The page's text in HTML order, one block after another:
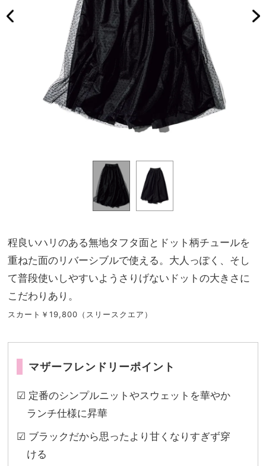
程良いハリのある無地タフタ面とドット柄チュールを
重ねた面のリバーシブルで使える。大人っぽく、そし
て普段使いしやすいようさりげないドットの大きさに
こだわりあり。
スカート￥19,800（スリースクエア）
マザーフレンドリーポイント
☑︎ 定番のシンプルニットやスウェットを華やか
ランチ仕様に昇華
☑︎ ブラックだから思ったより甘くなりすぎず穿
ける